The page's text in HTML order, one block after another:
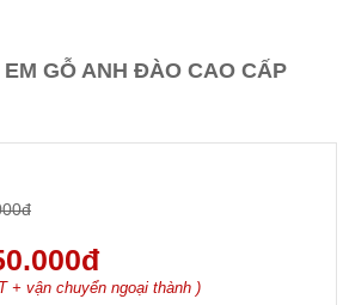
GỖ ANH ĐÀO CAO CẤP
+ vận chuyển ngoại thành )